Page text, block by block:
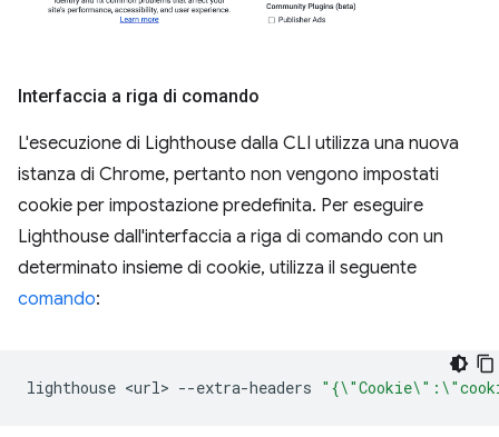
Interfaccia a riga di comando
L'esecuzione di Lighthouse dalla CLI utilizza una nuova
istanza di Chrome, pertanto non vengono impostati
cookie per impostazione predefinita. Per eseguire
Lighthouse dall'interfaccia a riga di comando con un
determinato insieme di cookie, utilizza il seguente
comando:
lighthouse <url> --extra-headers